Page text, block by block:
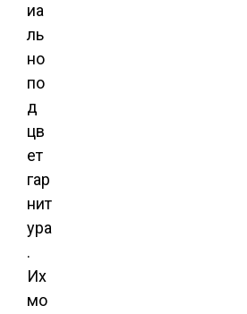
иа
ль
но
по
д
цв
ет
гар
нит
ура
.
Их
мо